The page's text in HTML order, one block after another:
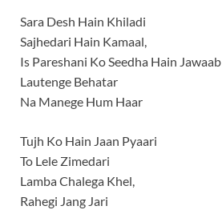
Sara Desh Hain Khiladi
Sajhedari Hain Kamaal,
Is Pareshani Ko Seedha Hain Jawaab
Lautenge Behatar
Na Manege Hum Haar
Tujh Ko Hain Jaan Pyaari
To Lele Zimedari
Lamba Chalega Khel,
Rahegi Jang Jari